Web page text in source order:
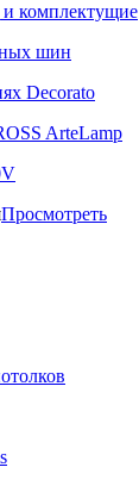
комплектущие
шин
Decorato
ArteLamp
Просмотреть